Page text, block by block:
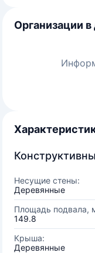
Организации
Несущие стены:
Деревянные
Площадь подвала,
149.8
Крыша:
Деревянные